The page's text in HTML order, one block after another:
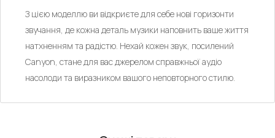
З цією моделлю ви відкриєте для себе нові горизонти
звучання, де кожна деталь музики наповнить ваше життя
натхненням та радістю. Нехай кожен звук, посилений
Canyon, стане для вас джерелом справжньої аудіо
насолоди та виразником вашого неповторного стилю.